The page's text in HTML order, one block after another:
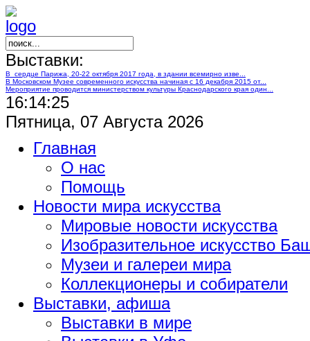
Выставки:
В сердце Парижа, 20-22 октября 2017 года, в здании всемирно изве...
В Московском Музее современного искусства начиная с 16 декабря 2015 от...
Мероприятие проводится министерством культуры Краснодарского края один...
16:14:25
Пятница, 07 Августа 2026
Главная
О нас
Помощь
Новости мира искусства
Мировые новости искусства
Изобразительное искусство
Музеи и галереи мира
Коллекционеры и собиратели
Выставки, афиша
Выставки в мире